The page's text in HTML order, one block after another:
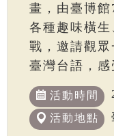
畫，由臺博
各種趣味橫
戰，邀請觀
臺灣台語，
活動時間
活動地點